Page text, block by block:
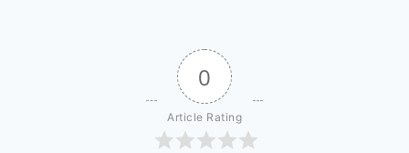
0
Article Rating